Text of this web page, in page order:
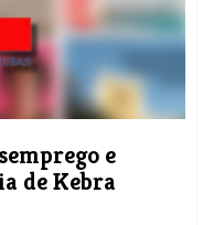
e
de Kebra